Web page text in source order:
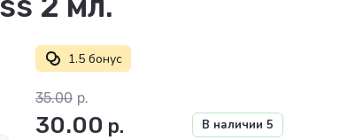
1.5 бонус
В наличии 5
35.00 р.
30.00 р.